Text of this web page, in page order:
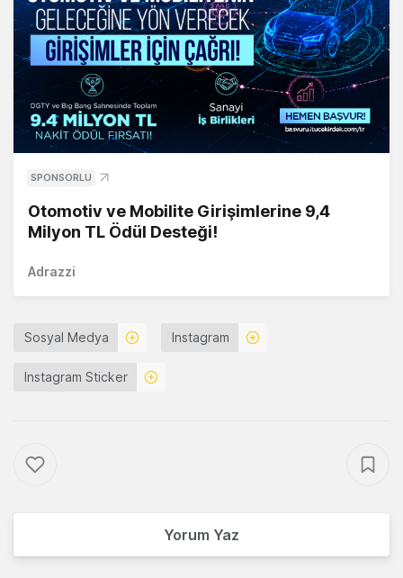
SPONSORLU
Otomotiv ve Mobilite Girişimlerine 9,4
Milyon TL Ödül Desteği!
Adrazzi
Sosyal Medya Instagram
Instagram Sticker
Yorum Yaz